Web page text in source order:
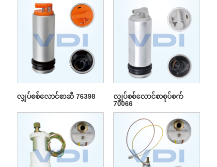
လျှပ်စစ်လောင်စာဆီ 76398
လျှပ်စစ်လောင်စာစုပ်စက်
70066